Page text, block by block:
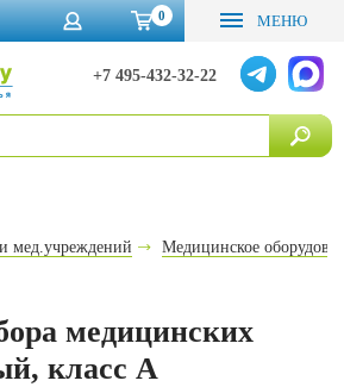
0 МЕНЮ
+7 495-432-32-22
мед.учреждений Медицинское
медицинских
класс А